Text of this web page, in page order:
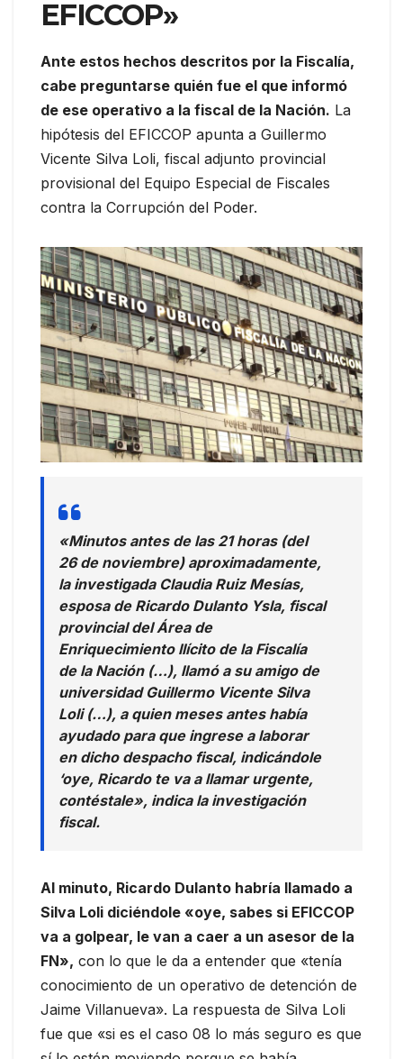
EFICCOP»
Ante estos hechos descritos por la Fiscalía,
cabe preguntarse quién fue el que informó
de ese operativo a la fiscal de la Nación. La
hipótesis del EFICCOP apunta a Guillermo
Vicente Silva Loli, fiscal adjunto provincial
provisional del Equipo Especial de Fiscales
contra la Corrupción del Poder.
«Minutos antes de las 21 horas (del
26 de noviembre) aproximadamente,
la investigada Claudia Ruiz Mesías,
esposa de Ricardo Dulanto Ysla, fiscal
provincial del Área de
Enriquecimiento Ilícito de la Fiscalía
de la Nación (…), llamó a su amigo de
universidad Guillermo Vicente Silva
Loli (…), a quien meses antes había
ayudado para que ingrese a laborar
en dicho despacho fiscal, indicándole
‘oye, Ricardo te va a llamar urgente,
contéstale», indica la investigación
fiscal.
Al minuto, Ricardo Dulanto habría llamado a
Silva Loli diciéndole «oye, sabes si EFICCOP
va a golpear, le van a caer a un asesor de la
FN», con lo que le da a entender que «tenía
conocimiento de un operativo de detención de
Jaime Villanueva». La respuesta de Silva Loli
fue que «si es el caso 08 lo más seguro es que